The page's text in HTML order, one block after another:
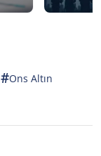
#Ons Altın